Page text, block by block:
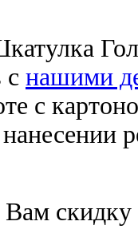
с нашими
с
скидку